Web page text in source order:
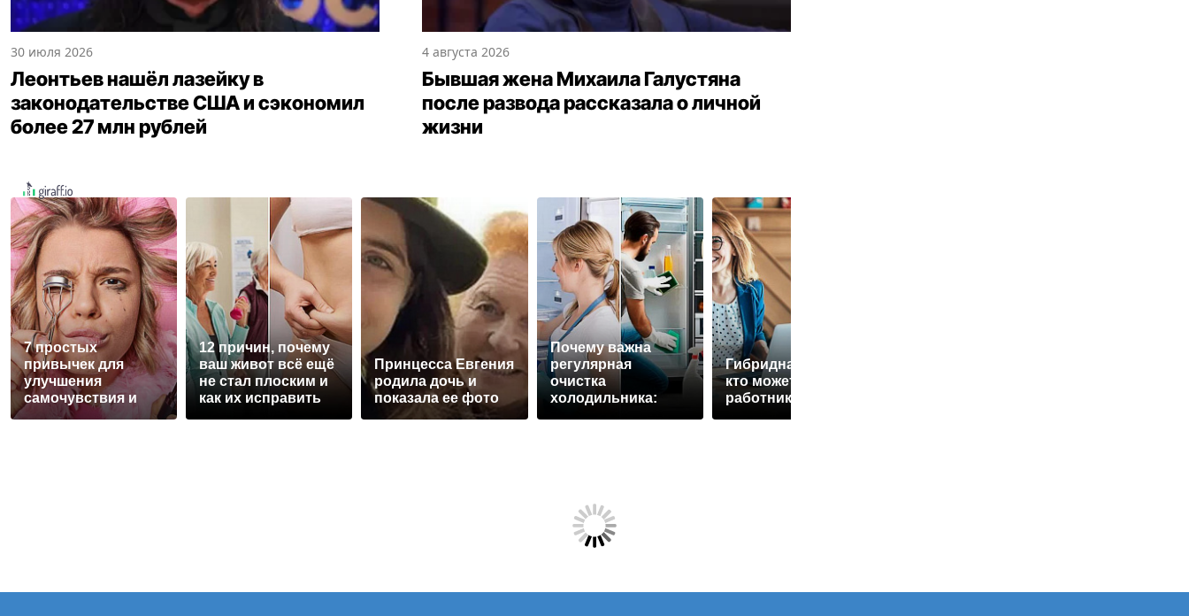
30 июля 2026
Леонтьев нашёл лазейку в
законодательстве США и сэкономил
более 27 млн рублей
4 августа 2026
Бывшая жена Михаила Галустяна
после развода рассказала о личной
жизни
7 простых
привычек для
улучшения
самочувствия и
привлекательности
12 причин, почему
ваш живот всё ещё
не стал плоским и
как их исправить
Принцесса Евгения
родила дочь и
показала ее фото
Почему важна
регулярная
очистка
холодильника:
Гибридная работа:
кто может стать
работником года